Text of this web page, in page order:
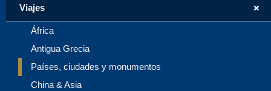
+
Viajes
África
Antigua Grecia
Países, ciudades y monumentos
China & Asia